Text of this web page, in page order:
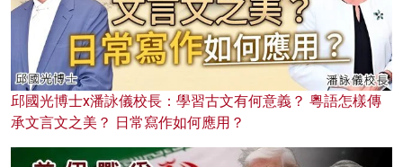
邱國光博士x潘詠儀校長：學習古文有何意義？ 粵語怎樣傳
承文言文之美？ 日常寫作如何應用？